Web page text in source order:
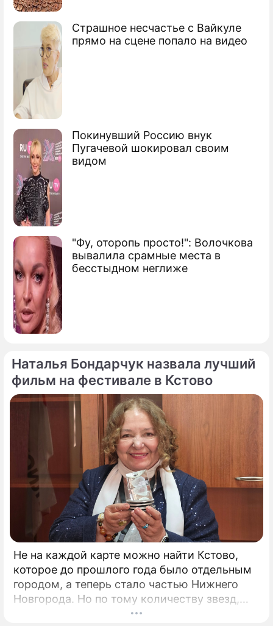
Страшное несчастье с Вайкуле
прямо на сцене попало на видео
Покинувший Россию внук
Пугачевой шокировал своим
видом
"Фу, оторопь просто!": Волочкова
вывалила срамные места в
бесстыдном неглиже
ребенка
Ребенок утонул в сочинском аквапарке
Наталья Бондарчук назвала лучший
фильм на фестивале в Кстово
Не на каждой карте можно найти Кстово,
которое до прошлого года было отдельным
городом, а теперь стало частью Нижнего
Новгорода. Но по тому количеству звезд,
которые приезжают сюда каждый год,